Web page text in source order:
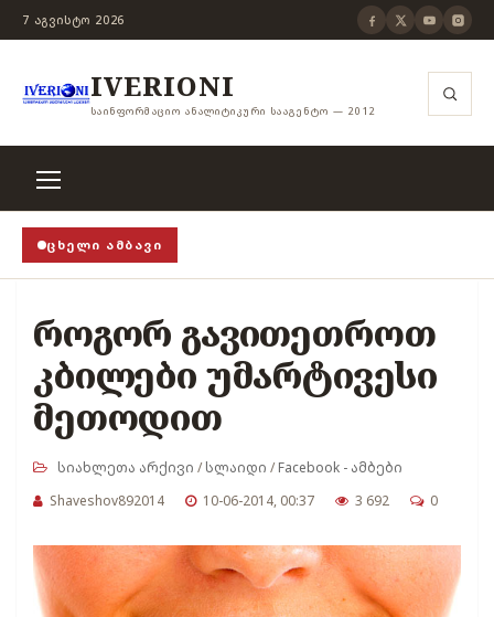
7 ᲐᲒᲕᲘᲡᲢᲝ 2026
IVERIONI
ᲡᲐᲘᲜᲤᲝᲠᲛᲐᲪᲘᲝ ᲐᲜᲐᲚᲘᲢᲘᲙᲣᲠᲘ ᲡᲐᲐᲒᲔᲜᲢᲝ — 2012
ᲪᲮᲔᲚᲘ ᲐᲛᲑᲐᲕᲘ
როცა თვითცენზურის ჭანჭიკი მოშლილია, ცენზურა
როგორ გავითეთროთ
კბილები უმარტივესი
მეთოდით
სიახლეთა არქივი /სლაიდი /Facebook - ამბები
Shaveshov892014
10-06-2014, 00:37 3 692 0